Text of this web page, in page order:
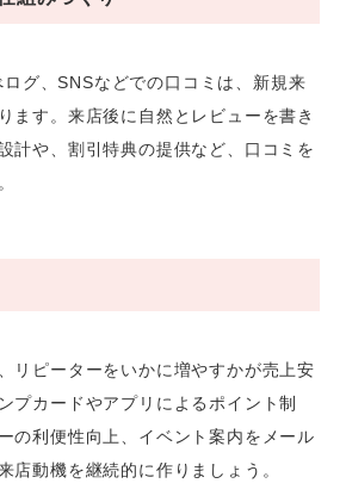
グ、SNSなどでの口コミは、新規来
ます。来店後に自然とレビューを書き
計や、割引特典の提供など、口コミを
リピーターをいかに増やすかが売上安
プカードやアプリによるポイント制
の利便性向上、イベント案内をメール
店動機を継続的に作りましょう。